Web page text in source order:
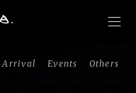
Arrival Events Others